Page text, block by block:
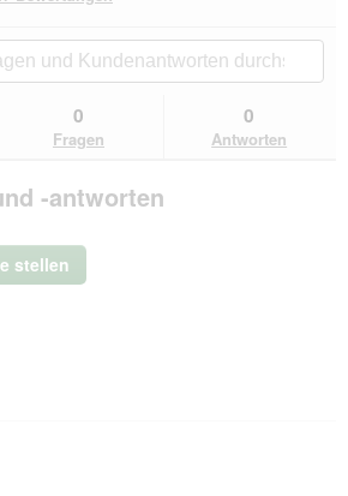
Aktion
navigierst
du
Bewertungen.
0
Fragen
0
Antworten
-antworten
stellen